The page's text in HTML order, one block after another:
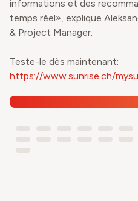
informations et des
temps réel», explique
& Project Manager.
Teste-le dès maintenant:
https://www.sunrise.ch/